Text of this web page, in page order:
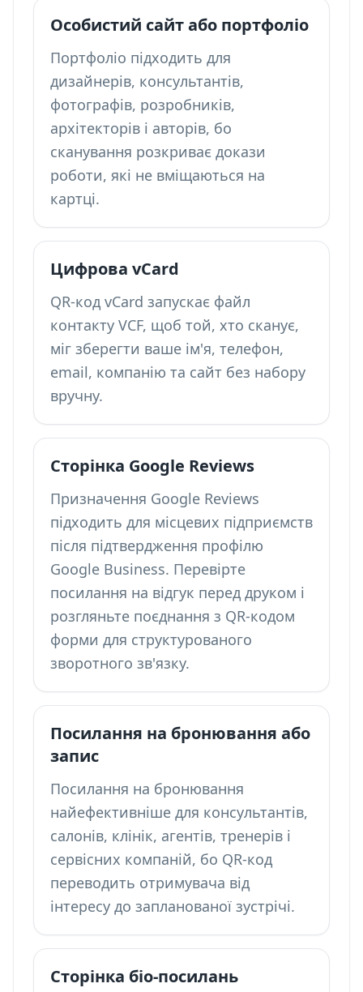
Особистий сайт або портфоліо
Портфоліо підходить для
дизайнерів, консультантів,
фотографів, розробників,
архітекторів і авторів, бо
сканування розкриває докази
роботи, які не вміщаються на
картці.
Цифрова vCard
QR-код vCard запускає файл
контакту VCF, щоб той, хто сканує,
міг зберегти ваше ім'я, телефон,
email, компанію та сайт без набору
вручну.
Сторінка Google Reviews
Призначення Google Reviews
підходить для місцевих підприємств
після підтвердження профілю
Google Business. Перевірте
посилання на відгук перед друком і
розгляньте поєднання з QR-кодом
форми для структурованого
зворотного зв'язку.
Посилання на бронювання або
запис
Посилання на бронювання
найефективніше для консультантів,
салонів, клінік, агентів, тренерів і
сервісних компаній, бо QR-код
переводить отримувача від
інтересу до запланованої зустрічі.
Сторінка біо-посилань